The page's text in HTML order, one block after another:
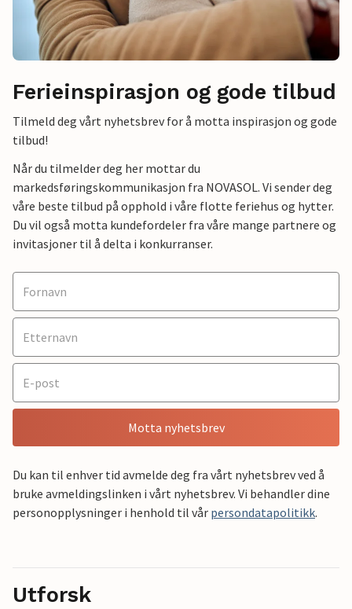
Ferieinspirasjon og gode tilbud
Tilmeld deg vårt nyhetsbrev for å motta inspirasjon og gode
tilbud!
Når du tilmelder deg her mottar du
markedsføringskommunikasjon fra NOVASOL. Vi sender deg
våre beste tilbud på opphold i våre flotte feriehus og hytter.
Du vil også motta kundefordeler fra våre mange partnere og
invitasjoner til å delta i konkurranser.
Motta nyhetsbrev
Du kan til enhver tid avmelde deg fra vårt nyhetsbrev ved å
bruke avmeldingslinken i vårt nyhetsbrev. Vi behandler dine
personopplysninger i henhold til vår persondatapolitikk.
Utforsk